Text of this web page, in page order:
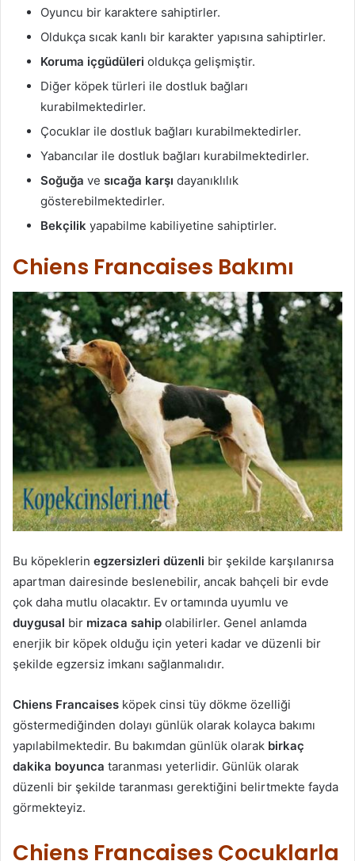
Oyuncu bir karaktere sahiptirler.
Oldukça sıcak kanlı bir karakter yapısına sahiptirler.
Koruma içgüdüleri oldukça gelişmiştir.
Diğer köpek türleri ile dostluk bağları
kurabilmektedirler.
Çocuklar ile dostluk bağları kurabilmektedirler.
Yabancılar ile dostluk bağları kurabilmektedirler.
Soğuğa ve sıcağa karşı dayanıklılık
gösterebilmektedirler.
Bekçilik yapabilme kabiliyetine sahiptirler.
Chiens Francaises Bakımı
Bu köpeklerin egzersizleri düzenli bir şekilde karşılanırsa
apartman dairesinde beslenebilir, ancak bahçeli bir evde
çok daha mutlu olacaktır. Ev ortamında uyumlu ve
duygusal bir mizaca sahip olabilirler. Genel anlamda
enerjik bir köpek olduğu için yeteri kadar ve düzenli bir
şekilde egzersiz imkanı sağlanmalıdır.
Chiens Francaises köpek cinsi tüy dökme özelliği
göstermediğinden dolayı günlük olarak kolayca bakımı
yapılabilmektedir. Bu bakımdan günlük olarak birkaç
dakika boyunca taranması yeterlidir. Günlük olarak
düzenli bir şekilde taranması gerektiğini belirtmekte fayda
görmekteyiz.
Chiens Francaises Çocuklarla